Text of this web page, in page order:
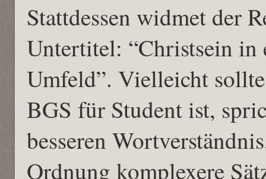
Stattdessen widmet der
Untertitel: “Christsein in
Umfeld”. Vielleicht
BGS für Student ist,
besseren
Ordnung komplexere